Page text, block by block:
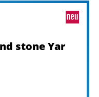
stone Yar